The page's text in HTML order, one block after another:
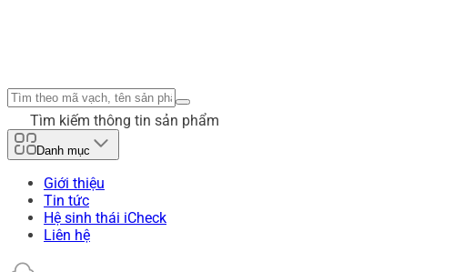
Tìm kiếm thông tin sản phẩm
Danh mục
Giới thiệu
Tin tức
Hệ sinh thái iCheck
Liên hệ